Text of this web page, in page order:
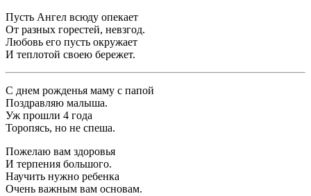
Пусть Ангел всюду опекает
От разных горестей, невзгод.
Любовь его пусть окружает
И теплотой своею бережет.
С днем рожденья маму с папой
Поздравляю малыша.
Уж прошли 4 года
Торопясь, но не спеша.
Пожелаю вам здоровья
И терпения большого.
Научить нужно ребенка
Очень важным вам основам.